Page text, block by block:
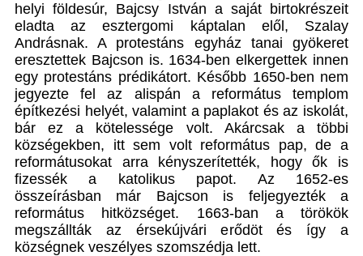
helyi földesúr, Bajcsy István a saját birtokrészeit
eladta az esztergomi káptalan elől, Szalay
Andrásnak. A protestáns egyház tanai gyökeret
eresztettek Bajcson is. 1634-ben elkergettek innen
egy protestáns prédikátort. Később 1650-ben nem
jegyezte fel az alispán a református templom
építkezési helyét, valamint a paplakot és az iskolát,
bár ez a kötelessége volt. Akárcsak a többi
községekben, itt sem volt református pap, de a
reformátusokat arra kényszerítették, hogy ők is
fizessék a katolikus papot. Az 1652-es
összeírásban már Bajcson is feljegyezték a
református hitközséget. 1663-ban a törökök
megszállták az érsekújvári erődöt és így a
községnek veszélyes szomszédja lett.